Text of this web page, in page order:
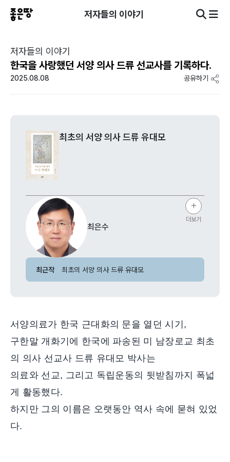
저자들의 이야기
저자들의 이야기
한국을 사랑했던 서양 의사 드류 선교사를 기록하다.
2025.08.08 공유하기
최초의 서양 의사 드류 유대모
최은수
더보기
최근작 최초의 서양 의사 드류 유대모
서양의료가 한국 근대화의 문을 열던 시기,
구한말 개화기에 한국에 파송된 미 남장로교 최초
의 의사 선교사 드류 유대모 박사는
의료와 선교, 그리고 독립운동의 뒷받침까지 폭넓
게 활동했다.
하지만 그의 이름은 오랫동안 역사 속에 묻혀 있었
다.